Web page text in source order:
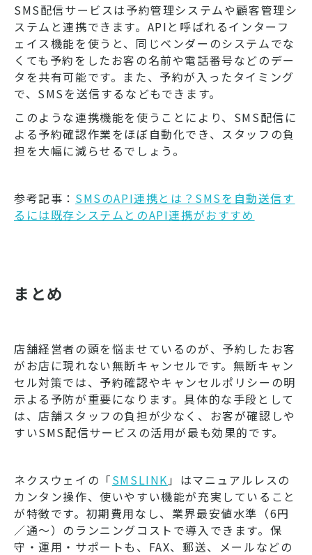
SMS配信サービスは予約管理システムや顧客管理シ
ステムと連携できます。APIと呼ばれるインターフ
ェイス機能を使うと、同じベンダーのシステムでな
くても予約をしたお客の名前や電話番号などのデー
タを共有可能です。また、予約が入ったタイミング
で、SMSを送信するなどもできます。
このような連携機能を使うことにより、SMS配信に
よる予約確認作業をほぼ自動化でき、スタッフの負
担を大幅に減らせるでしょう。
参考記事： SMSのAPI連携とは？SMSを自動送信す
るには既存システムとのAPI連携がおすすめ
まとめ
店舗経営者の頭を悩ませているのが、予約したお客
がお店に現れない無断キャンセルです。無断キャン
セル対策では、予約確認やキャンセルポリシーの明
示よる予防が重要になります。具体的な手段として
は、店舗スタッフの負担が少なく、お客が確認しや
すいSMS配信サービスの活用が最も効果的です。
ネクスウェイの「SMSLINK 」はマニュアルレスの
カンタン操作、使いやすい機能が充実していること
が特徴です。初期費用なし、業界最安値水準（6円
／通～）のランニングコストで導入できます。保
守・運用・サポートも、FAX、郵送、メールなどの